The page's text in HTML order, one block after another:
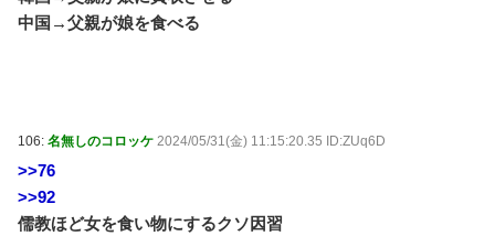
中国→父親が娘を食べる
106: 名無しのコロッケ 2024/05/31(金) 11:15:20.35 ID:ZUq6D
>>76
>>92
儒教ほど女を食い物にするクソ因習